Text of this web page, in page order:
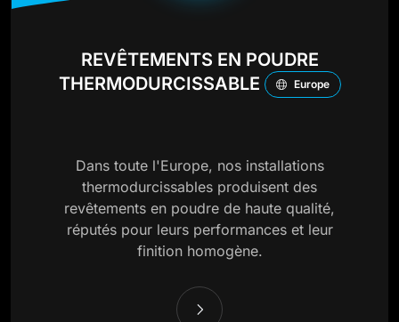
REVÊTEMENTS EN POUDRE
THERMODURCISSABLE
Europe
Dans toute l'Europe, nos installations
thermodurcissables produisent des
revêtements en poudre de haute qualité,
réputés pour leurs performances et leur
finition homogène.